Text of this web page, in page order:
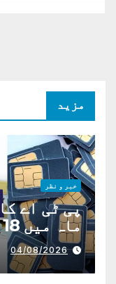
مزید
خبر و نظر
ماہ میں 18 لاکھ سے زائد سمز بلاک
04/08/2026